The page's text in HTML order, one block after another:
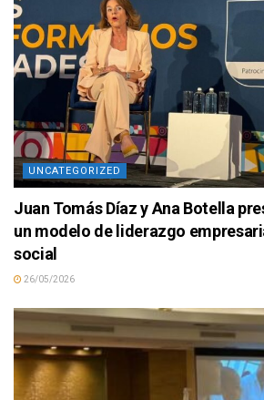
UNCATEGORIZED
Juan Tomás Díaz y Ana Botella
un modelo de liderazgo
social
26/05/2026